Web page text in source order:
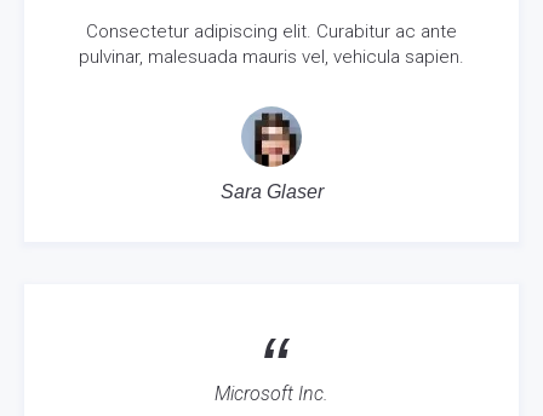
Consectetur adipiscing elit. Curabitur ac ante
pulvinar, malesuada mauris vel, vehicula sapien.
Sara Glaser
“
Microsoft Inc.